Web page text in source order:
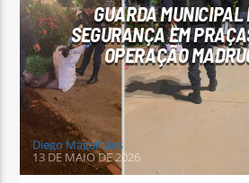
GUARDA MUNICIPAL
SEGURANÇA EM
OPERAÇÃO
Diego Magalhães
13 DE MAIO DE 2026